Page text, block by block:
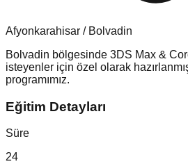
Afyonkarahisar / Bolvadin
Bolvadin bölgesinde 3DS Max &
isteyenler için özel olarak
programımız.
Eğitim Detayları
Süre
24